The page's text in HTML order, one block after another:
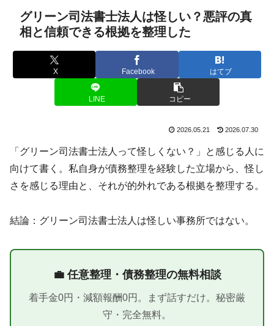
グリーン司法書士法人は怪しい？悪評の真
相と信頼できる根拠を整理した
X Facebook はてブ
LINE コピー
2026.05.21 2026.07.30
「グリーン司法書士法人って怪しくない？」と感じる人に
向けて書く。私自身が債務整理を経験した立場から、怪し
さを感じる理由と、それが的外れである根拠を整理する。
結論：グリーン司法書士法人は怪しい事務所ではない。
💼 任意整理・債務整理の無料相談
着手金0円・減額報酬0円。まず話すだけ。秘密厳
守・完全無料。